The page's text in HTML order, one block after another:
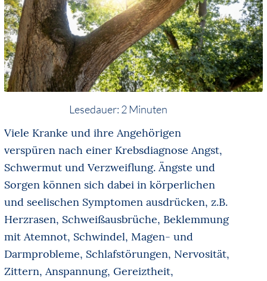
Lesedauer: 2 Minuten
Viele Kranke und ihre Angehörigen
verspüren nach einer Krebsdiagnose Angst,
Schwermut und Verzweiflung. Ängste und
Sorgen können sich dabei in körperlichen
und seelischen Symptomen ausdrücken, z.B.
Herzrasen, Schweißausbrüche, Beklemmung
mit Atemnot, Schwindel, Magen- und
Darmprobleme, Schlafstörungen, Nervosität,
Zittern, Anspannung, Gereiztheit,